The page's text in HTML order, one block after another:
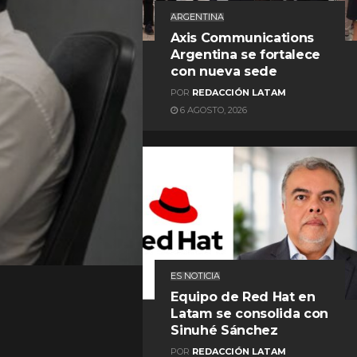
ARGENTINA
Axis Communications
Argentina se fortalece
con nueva sede
POR REDACCIÓN LATAM
6 AGOSTO, 2026
ES NOTICIA
Equipo de Red Hat en
Latam se consolida con
Sinuhé Sánchez
POR REDACCIÓN LATAM